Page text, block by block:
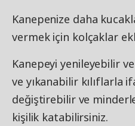
Kanepenize daha
vermek için kolçaklar
Kanepeyi yenileyebilir
ve yıkanabilir kılıflarla
değiştirebilir ve
kişilik katabilirsiniz.